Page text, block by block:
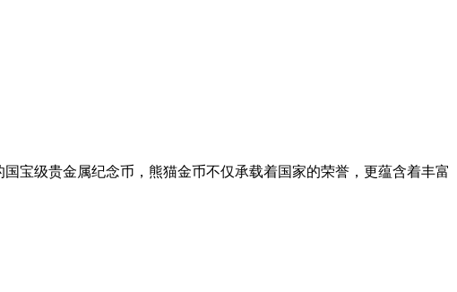
宝级贵金属纪念币，熊猫金币不仅承载着国家的荣誉，更蕴含着丰富